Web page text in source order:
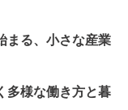
まる、小さな産業
多様な働き方と暮